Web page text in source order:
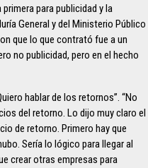
para publicidad y la
General y del Ministerio Público
que lo que contrató fue a un
no publicidad, pero en el hecho
hablar de los retornos”. “No
del retorno. Lo dijo muy claro el
de retorno. Primero hay que
Sería lo lógico para llegar al
crear otras empresas para